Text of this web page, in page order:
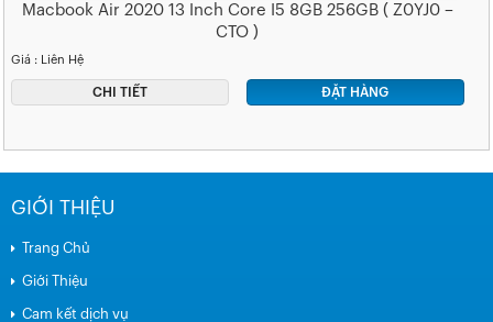
Macbook Air 2020 13 Inch Core I5 8GB 256GB ( Z0YJ0 –
CTO )
Giá : Liên Hệ
CHI TIẾT ĐẶT HÀNG
GIỚI THIỆU
Trang Chủ
Giới Thiệu
Cam kết dịch vụ